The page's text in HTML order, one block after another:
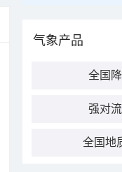
气象产品
全国
强对
全国地